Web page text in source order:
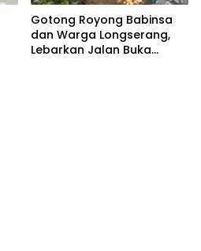
Gotong Royong Babinsa
dan Warga Longserang,
Lebarkan Jalan Buka